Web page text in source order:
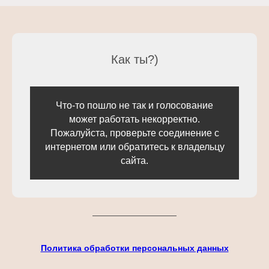
Как ты?)
Что-то пошло не так и голосование
может работать некорректно.
Пожалуйста, проверьте соединение с
интернетом или обратитесь к владельцу
сайта.
Политика обработки персональных данных